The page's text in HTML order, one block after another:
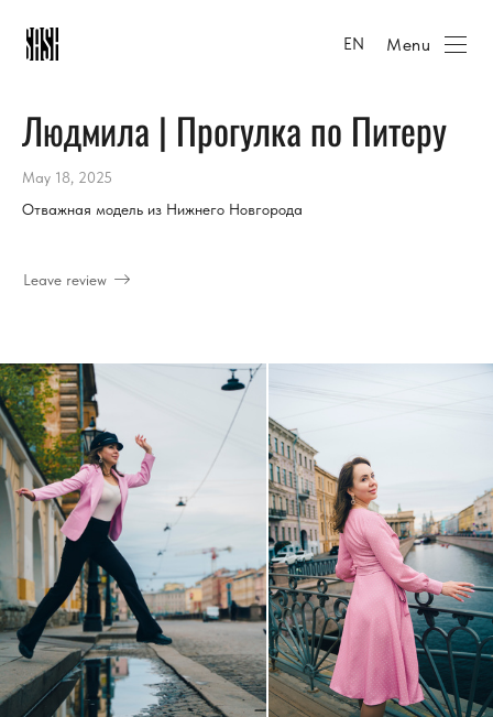
EN Menu
Людмила | Прогулка по Питеру
May 18, 2025
Отважная модель из Нижнего Новгорода
Leave review